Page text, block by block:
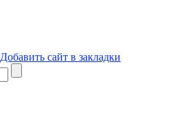
Добавить сайт в закладки